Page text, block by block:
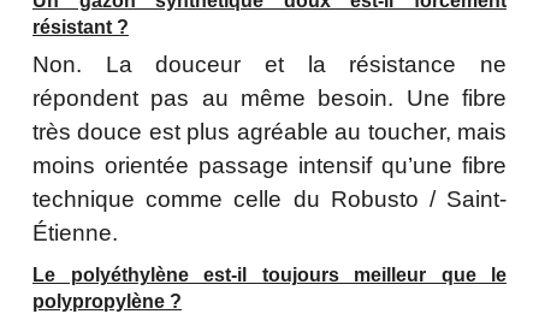
résistant ?
Non. La douceur et la résistance ne
répondent pas au même besoin. Une fibre
très douce est plus agréable au toucher, mais
moins orientée passage intensif qu’une fibre
technique comme celle du Robusto / Saint-
Étienne.
Le polyéthylène est-il toujours meilleur que le
polypropylène ?